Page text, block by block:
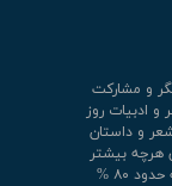
روشنگر و مشارکت
ادبیات روز
و داستان
هرچه بیشتر
به فعالیت خود ادامه می دهد. از افتخارات مروارید آن که حدود ۸۰ %